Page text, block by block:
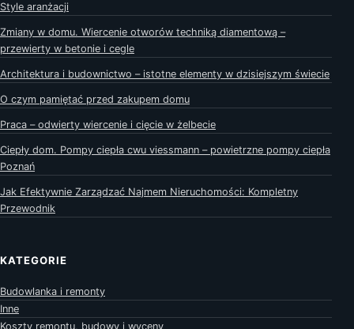
Style aranżacji
Zmiany w domu. Wiercenie otworów techniką diamentową –
przewierty w betonie i cegle
Architektura i budownictwo – istotne elementy w dzisiejszym świecie
O czym pamiętać przed zakupem domu
Praca – odwierty wiercenie i cięcie w żelbecie
Ciepły dom. Pompy ciepła cwu viessmann – powietrzne pompy ciepła
Poznań
Jak Efektywnie Zarządzać Najmem Nieruchomości: Kompletny
Przewodnik
KATEGORIE
Budowlanka i remonty
Inne
Koszty remontu, budowy i wyceny